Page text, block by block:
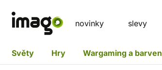
novinky slevy
Světy Hry Wargaming a